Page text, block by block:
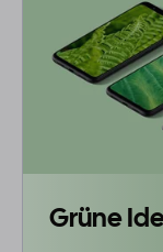
Grüne